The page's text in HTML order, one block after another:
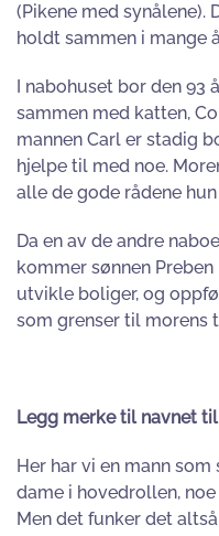
(Pikene med synålene).
holdt sammen i mange
I nabohuset bor den 93
sammen med katten,
mannen Carl er stadig
hjelpe til med noe.
alle de gode rådene hun
Da en av de andre
kommer sønnen
utvikle boliger, og
som grenser til morens
Legg merke til navnet
Her har vi en mann
dame i hovedrollen,
Men det funker det altså